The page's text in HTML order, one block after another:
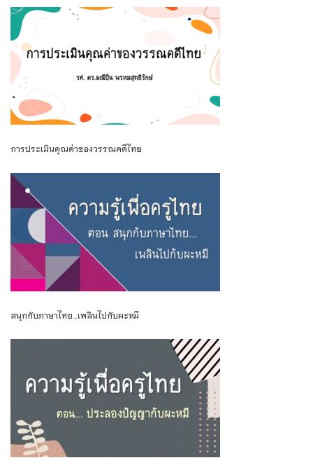
การประเมินคุณค่าของวรรณคดีไทย
สนุกกับภาษาไทย…เพลินไปกับผะหมี